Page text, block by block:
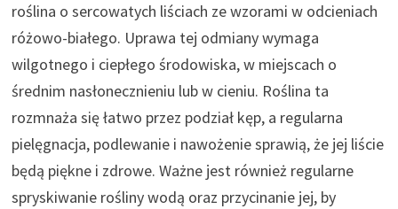
roślina o sercowatych liściach ze wzorami w odcieniach
różowo-białego. Uprawa tej odmiany wymaga
wilgotnego i ciepłego środowiska, w miejscach o
średnim nasłonecznieniu lub w cieniu. Roślina ta
rozmnaża się łatwo przez podział kęp, a regularna
pielęgnacja, podlewanie i nawożenie sprawią, że jej liście
będą piękne i zdrowe. Ważne jest również regularne
spryskiwanie rośliny wodą oraz przycinanie jej, by